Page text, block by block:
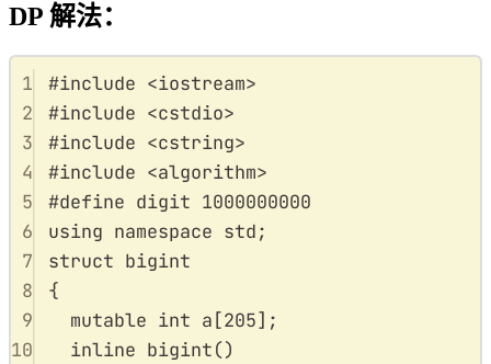
DP 解法：
1 #include <iostream>
2
#include <cstdio>
3
#include <cstring>
4
#include <algorithm>
5
#define digit 1000000000
6
using namespace std;
7
struct bigint
8
{
9
mutable int a [205];
10
inline bigint()